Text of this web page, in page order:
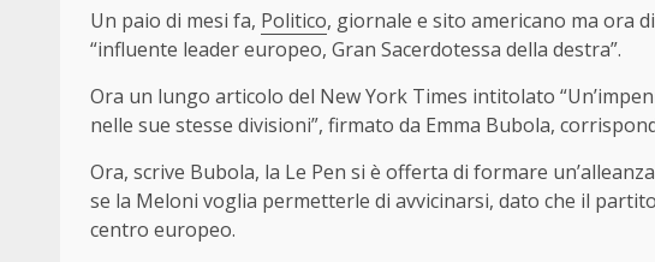
Un paio di mesi fa, Politico, giornale e sito americano ma ora
“influente leader europeo, Gran Sacerdotessa della destra”.
Ora un lungo articolo del New York Times intitolato
nelle sue stesse divisioni”, firmato da Emma Bubola,
Ora, scrive Bubola, la Le Pen si è offerta di formare
se la Meloni voglia permetterle di avvicinarsi, dato che il
centro europeo.